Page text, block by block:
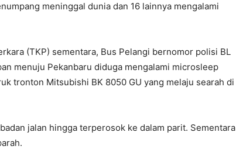
meninggal dunia dan 16 lainnya mengalami
(TKP) sementara, Bus Pelangi bernomor polisi BL
menuju Pekanbaru diduga mengalami microsleep
tronton Mitsubishi BK 8050 GU yang melaju searah di
jalan hingga terperosok ke dalam parit. Sementara